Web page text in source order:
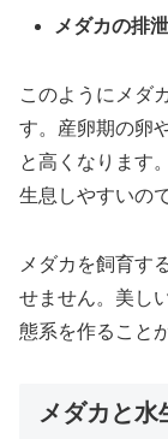
メダカの排
このようにメダ
す。産卵期の卵
と高くなります
生息しやすいの
メダカを飼育す
せません。美し
態系を作ること
メダカと水